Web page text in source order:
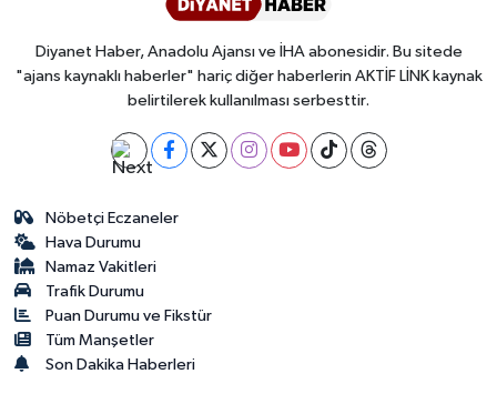
Diyanet Haber, Anadolu Ajansı ve İHA abonesidir. Bu sitede
"ajans kaynaklı haberler" hariç diğer haberlerin AKTİF LİNK kaynak
belirtilerek kullanılması serbesttir.
Nöbetçi Eczaneler
Hava Durumu
Namaz Vakitleri
Trafik Durumu
Puan Durumu ve Fikstür
Tüm Manşetler
Son Dakika Haberleri